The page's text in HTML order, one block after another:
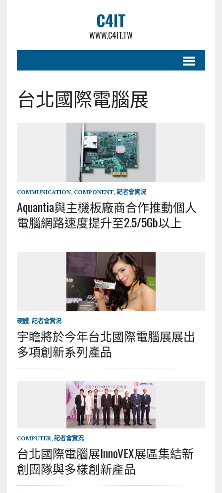
C4IT
WWW.C4IT.TW
台北國際電腦展
COMMUNICATION, COMPONENT, 記者會實況
Aquantia與主機板廠商合作推動個人
電腦網路速度提升至2.5/5Gb以上
硬體, 記者會實況
宇瞻將於今年台北國際電腦展展出
多項創新系列產品
COMPUTER, 記者會實況
台北國際電腦展InnoVEX展區集結新
創團隊與多樣創新產品